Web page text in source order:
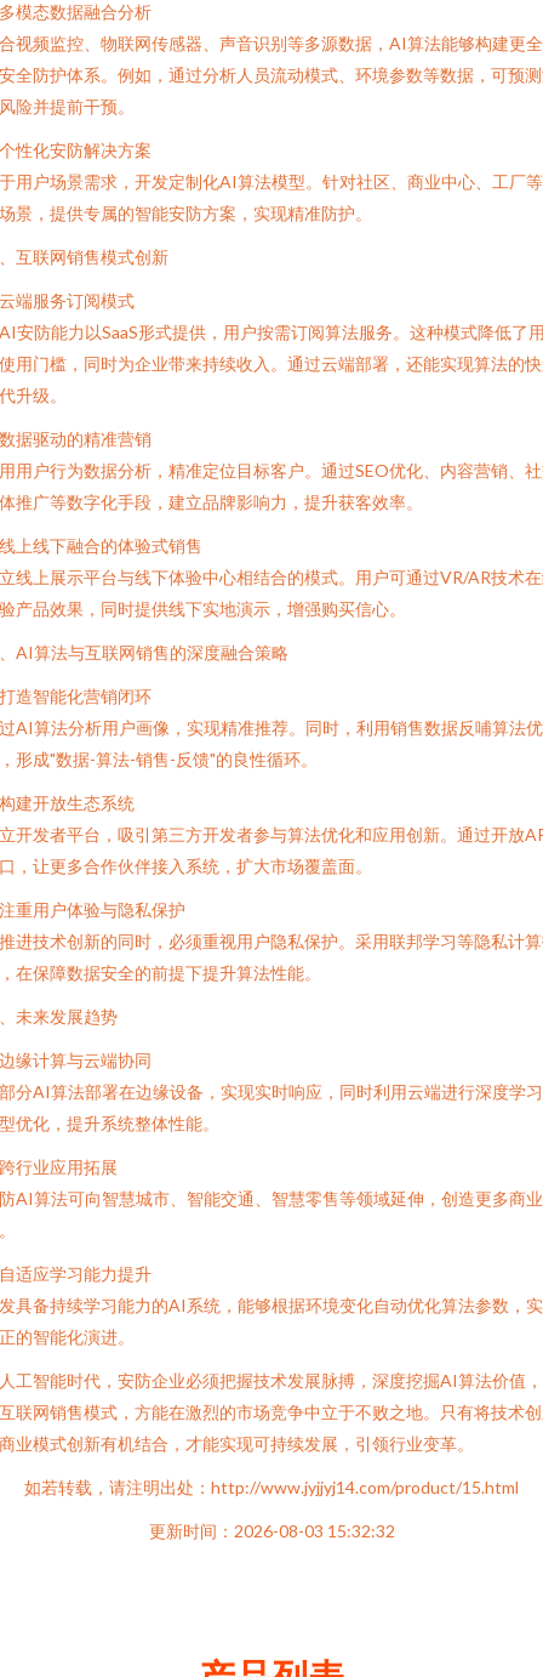
模态数据融合分析
视频监控、物联网传感器、声音识别等多源数据，AI算法能够构建更
全防护体系。例如，通过分析人员流动模式、环境参数等数据，可预
险并提前干预。
性化安防解决方案
用户场景需求，开发定制化AI算法模型。针对社区、商业中心、工厂
景，提供专属的智能安防方案，实现精准防护。
互联网销售模式创新
端服务订阅模式
安防能力以SaaS形式提供，用户按需订阅算法服务。这种模式降低了
用门槛，同时为企业带来持续收入。通过云端部署，还能实现算法的
升级。
据驱动的精准营销
用户行为数据分析，精准定位目标客户。通过SEO优化、内容营销、
推广等数字化手段，建立品牌影响力，提升获客效率。
上线下融合的体验式销售
线上展示平台与线下体验中心相结合的模式。用户可通过VR/AR技术
产品效果，同时提供线下实地演示，增强购买信心。
AI算法与互联网销售的深度融合策略
造智能化营销闭环
AI算法分析用户画像，实现精准推荐。同时，利用销售数据反哺算法优
形成"数据-算法-销售-反馈"的良性循环。
建开放生态系统
开发者平台，吸引第三方开发者参与算法优化和应用创新。通过开放
，让更多合作伙伴接入系统，扩大市场覆盖面。
重用户体验与隐私保护
进技术创新的同时，必须重视用户隐私保护。采用联邦学习等隐私计
在保障数据安全的前提下提升算法性能。
未来发展趋势
缘计算与云端协同
分AI算法部署在边缘设备，实现实时响应，同时利用云端进行深度学
优化，提升系统整体性能。
行业应用拓展
AI算法可向智慧城市、智能交通、智慧零售等领域延伸，创造更多商
适应学习能力提升
具备持续学习能力的AI系统，能够根据环境变化自动优化算法参数，
的智能化演进。
工智能时代，安防企业必须把握技术发展脉搏，深度挖掘AI算法价值
联网销售模式，方能在激烈的市场竞争中立于不败之地。只有将技术
业模式创新有机结合，才能实现可持续发展，引领行业变革。
如若转载，请注明出处：http://www.jyjjyj14.com/product/15.html
更新时间：2026-08-03 15:32:32